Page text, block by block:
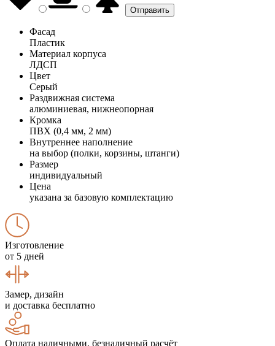
Фасад
Пластик
Материал корпуса
ЛДСП
Цвет
Серый
Раздвижная система
алюминиевая, нижнеопорная
Кромка
ПВХ (0,4 мм, 2 мм)
Внутреннее наполнение
на выбор (полки, корзины, штанги)
Размер
индивидуальный
Цена
указана за базовую комплектацию
Изготовление
от 5 дней
Замер, дизайн
и доставка бесплатно
Оплата наличными, безналичный расчёт